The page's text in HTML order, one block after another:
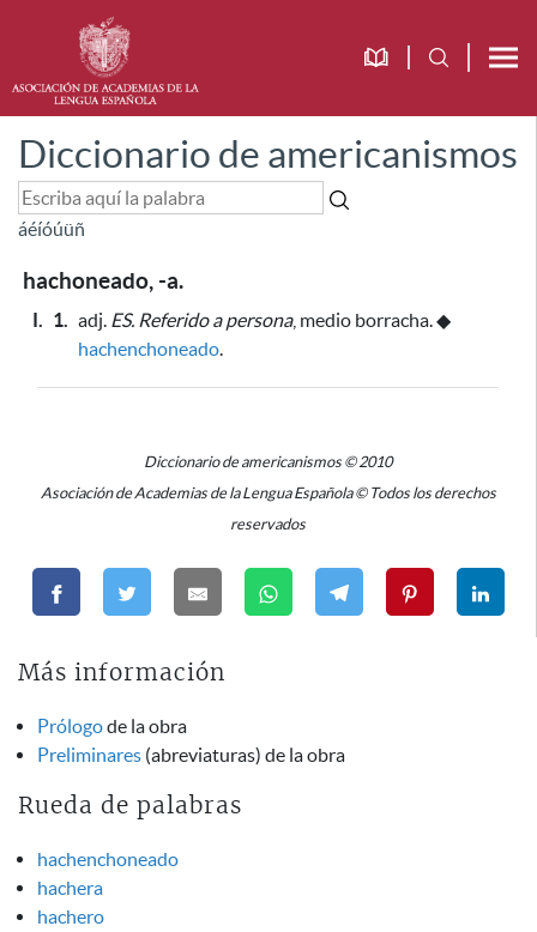
Diccionario de americanismos
áéíóúüñ
hachoneado, -a.
I. 1. adj. ES. Referido a persona, medio borracha.◆
hachenchoneado.
Diccionario de americanismos © 2010
Asociación de Academias de la Lengua Española © Todos los derechos
reservados
Más información
Prólogode la obra
Preliminares (abreviaturas) de la obra
Rueda de palabras
hachenchoneado
hachera
hachero